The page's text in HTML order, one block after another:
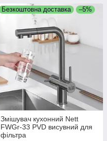
Безкоштовна доставка –5%
Змішувач кухонний Nett
FWGr-33 PVD висувний для
фільтра